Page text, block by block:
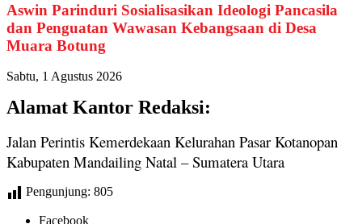
Aswin Parinduri Sosialisasikan Ideologi Pancasila
dan Penguatan Wawasan Kebangsaan di Desa
Muara Botung
Sabtu, 1 Agustus 2026
Alamat Kantor Redaksi:
Jalan Perintis Kemerdekaan Kelurahan Pasar Kotanopan
Kabupaten Mandailing Natal – Sumatera Utara
Pengunjung: 805
Facebook